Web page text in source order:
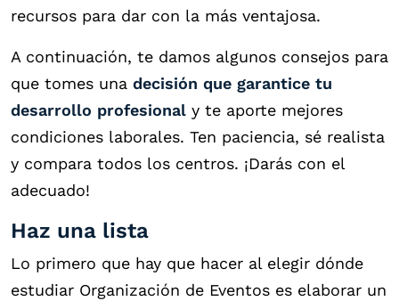
recursos para dar con la más ventajosa.
A continuación, te damos algunos consejos para
que tomes una decisión que garantice tu
desarrollo profesional y te aporte mejores
condiciones laborales. Ten paciencia, sé realista
y compara todos los centros. ¡Darás con el
adecuado!
Haz una lista
Lo primero que hay que hacer al elegir dónde
estudiar Organización de Eventos es elaborar un